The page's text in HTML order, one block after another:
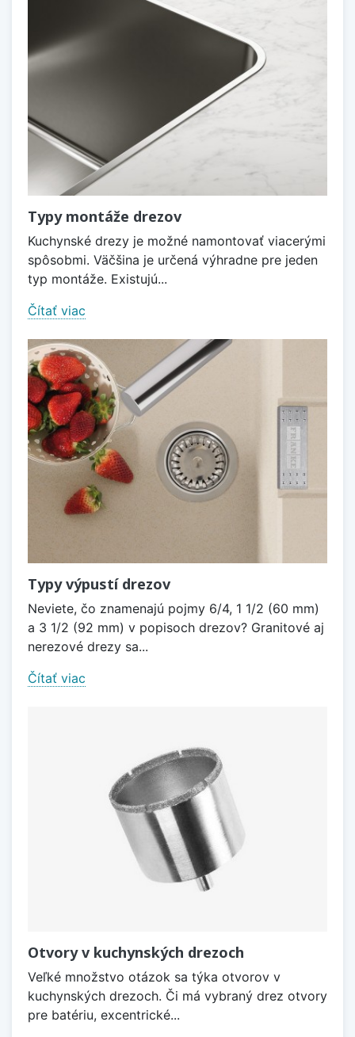
Typy montáže drezov
Kuchynské drezy je možné namontovať viacerými
spôsobmi. Väčšina je určená výhradne pre jeden
typ montáže. Existujú...
Čítať viac
Typy výpustí drezov
Neviete, čo znamenajú pojmy 6/4, 1 1/2 (60 mm)
a 3 1/2 (92 mm) v popisoch drezov? Granitové aj
nerezové drezy sa...
Čítať viac
Otvory v kuchynských drezoch
Veľké množstvo otázok sa týka otvorov v
kuchynských drezoch. Či má vybraný drez otvory
pre batériu, excentrické...